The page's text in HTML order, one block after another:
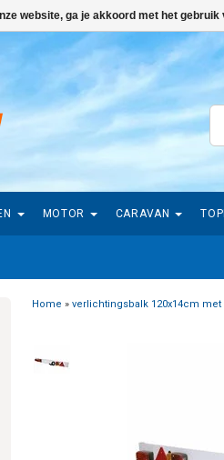
MOTOR CARAVAN
Home » verlichtingsbalk 120x14cm
website, ga je akkoord met het